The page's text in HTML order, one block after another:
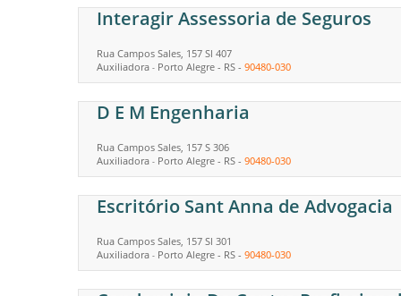
Interagir Assessoria de Seguros
Rua Campos Sales, 157 Sl 407
Auxiliadora - Porto Alegre - RS - 90480-030
D E M Engenharia
Rua Campos Sales, 157 S 306
Auxiliadora - Porto Alegre - RS - 90480-030
Escritório Sant Anna de Advogacia
Rua Campos Sales, 157 Sl 301
Auxiliadora - Porto Alegre - RS - 90480-030